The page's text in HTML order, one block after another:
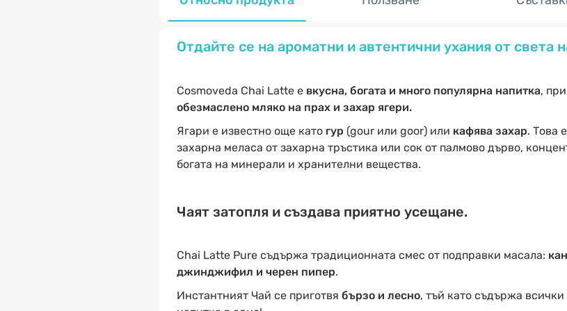
Отдайте се на ароматни и автентични ухания от света
Cosmoveda Chai Latte е вкусна, богата и много популярна напитка,
обезмаслено мляко на прах и захар ягери.
Ягари е известно още като гур (gour или goor) или кафява захар. Това е
захарна меласа от захарна тръстика или сок от палмово дърво,
богата на минерали и хранителни вещества.
Чаят затопля и създава приятно усещане.
Chai Latte Pure съдържа традиционната смес от подправки масала:
джинджифил и черен пипер.
Инстантният Чай се приготвя бързо и лесно, тъй като съдържа